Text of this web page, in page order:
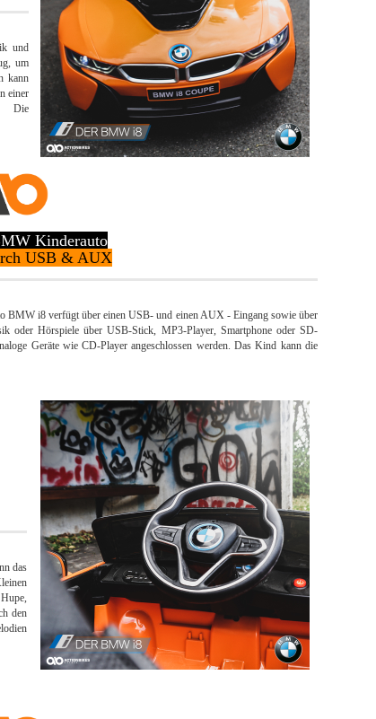
und
um
kann
einer
Die
Kinderauto
USB & AUX
BMW i8 verfügt über einen USB- und einen AUX - Eingang sowie über
oder Hörspiele über USB-Stick, MP3-Player, Smartphone oder SD-
Geräte wie CD-Player angeschlossen werden. Das Kind kann die
das
den